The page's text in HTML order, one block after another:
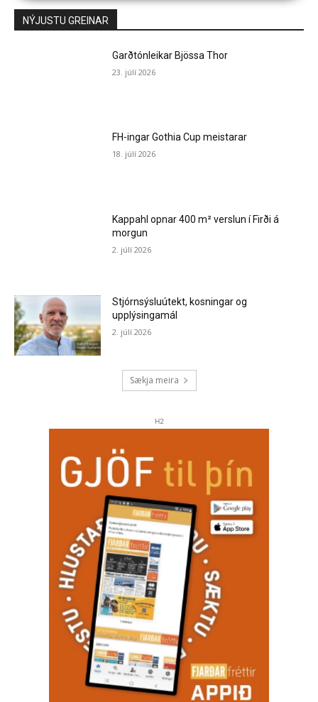
NÝJUSTU GREINAR
Garðtónleikar Bjössa Thor
23. júlí 2026
FH-ingar Gothia Cup meistarar
18. júlí 2026
Kappahl opnar 400 m² verslun í Firði á
morgun
2. júlí 2026
Stjórnsýsluútekt, kosningar og
upplýsingamál
2. júlí 2026
Sækja meira
H2